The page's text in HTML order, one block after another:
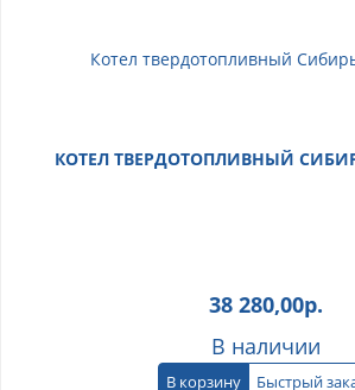
КОТЕЛ ТВЕРДОТОПЛИВНЫЙ
38 280,00р.
В наличии
В корзину Быстрый